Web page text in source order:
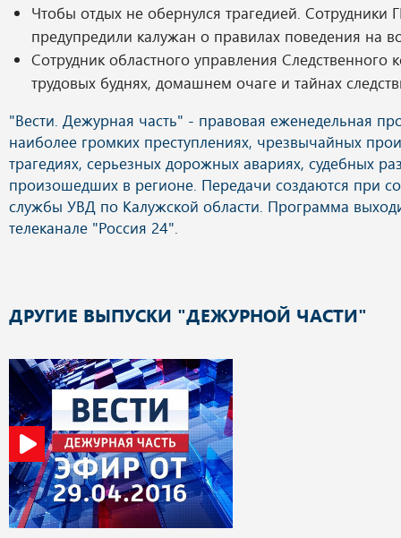
Чтобы отдых не обернулся трагедией. Сотрудники
предупредили калужан о правилах поведения на
Сотрудник областного управления Следственного
трудовых буднях, домашнем очаге и тайнах
ДРУГИЕ ВЫПУСКИ "ДЕЖУРНОЙ ЧАСТИ"